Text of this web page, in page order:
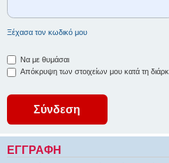
Ξέχασα τον κωδικό μου
Να με θυμάσαι
Απόκρυψη των στοιχείων μου κατά τη
ΕΓΓΡΑΦΉ